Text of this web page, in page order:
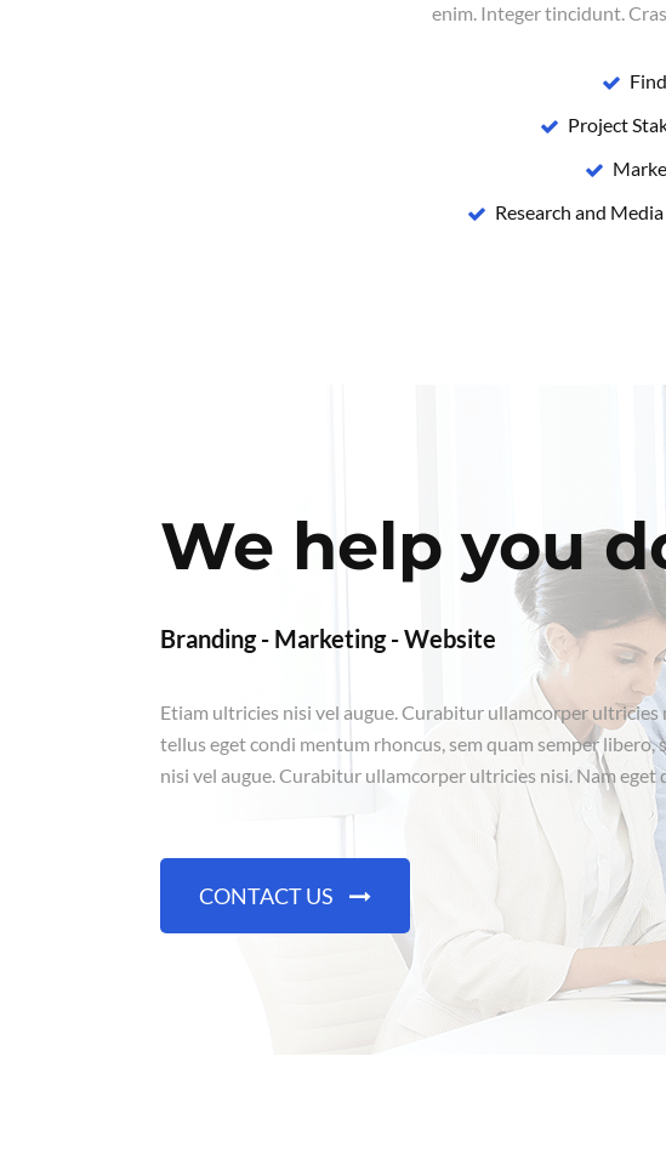
enim. Integer tincidunt.
Project
Research and
We help you
Branding - Marketing - Website
Etiam ultricies nisi vel augue. Curabitur ullamcorper ultricies
tellus eget condi mentum rhoncus, sem quam semper
nisi vel augue. Curabitur ullamcorper ultricies nisi. Nam eget
CONTACT US